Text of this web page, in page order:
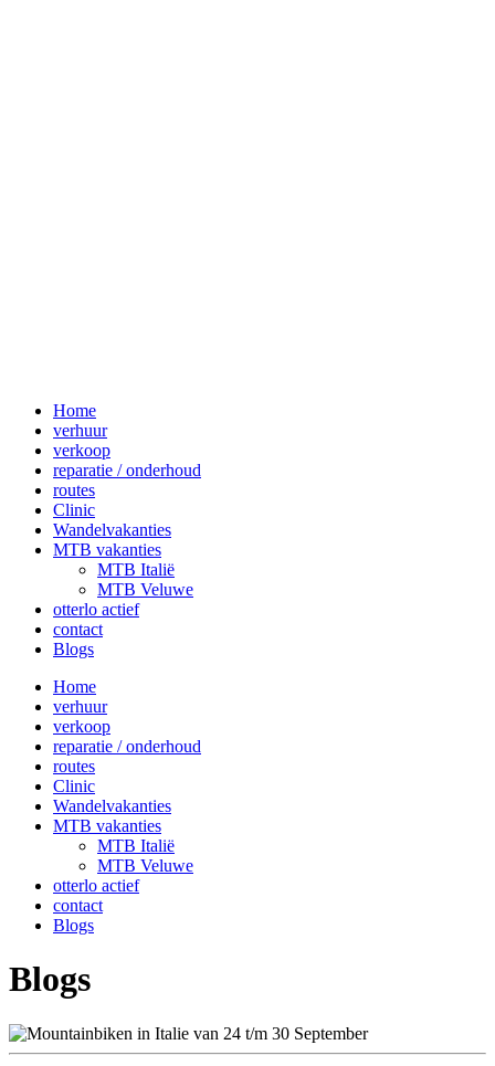
Home
verhuur
verkoop
reparatie / onderhoud
routes
Clinic
Wandelvakanties
MTB vakanties
MTB Italië
MTB Veluwe
otterlo actief
contact
Blogs
Home
verhuur
verkoop
reparatie / onderhoud
routes
Clinic
Wandelvakanties
MTB vakanties
MTB Italië
MTB Veluwe
otterlo actief
contact
Blogs
Blogs